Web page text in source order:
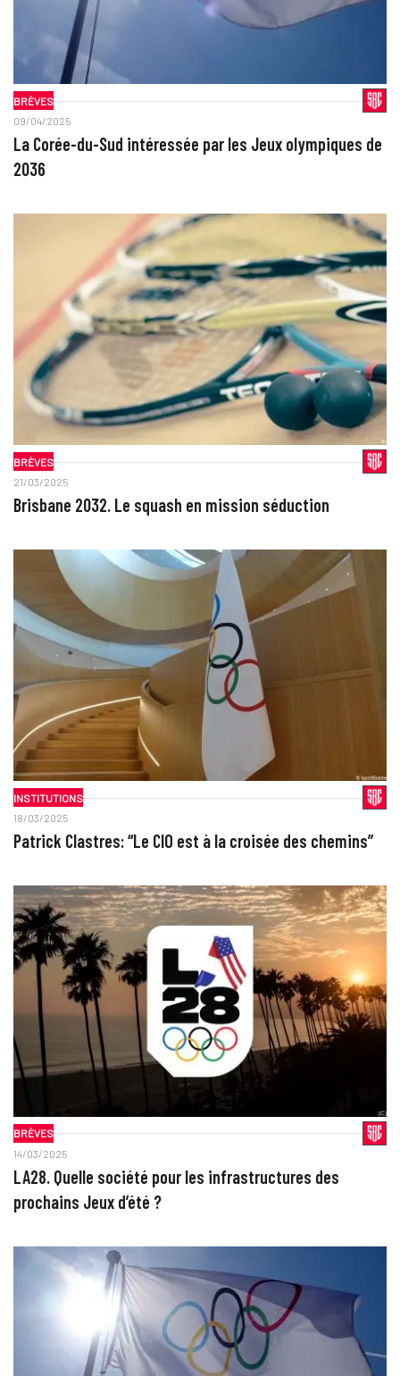
BRÈVES
09/04/2025
La Corée-du-Sud intéressée par les Jeux olympiques de
2036
BRÈVES
21/03/2025
Brisbane 2032. Le squash en mission séduction
INSTITUTIONS
18/03/2025
Patrick Clastres: “Le CIO est à la croisée des chemins”
BRÈVES
14/03/2025
LA28. Quelle société pour les infrastructures des
prochains Jeux d’été ?